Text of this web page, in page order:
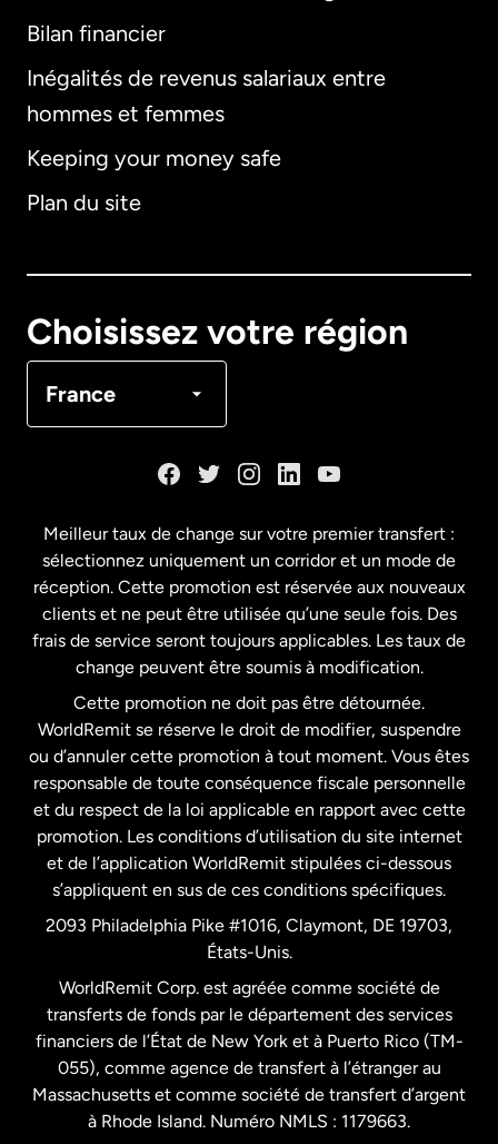
Bilan financier
Inégalités de revenus salariaux entre
hommes et femmes
Keeping your money safe
Plan du site
Choisissez votre région
France
International
Allemagne
Français
États-Unis English
États-Unis Español
France
Malaisie
Nouvelle-Zélande
Pays-Bas
Royaume-Uni
Suède
Meilleur taux de change sur votre premier transfert :
sélectionnez uniquement un corridor et un mode de
réception. Cette promotion est réservée aux nouveaux
clients et ne peut être utilisée qu’une seule fois. Des
frais de service seront toujours applicables. Les taux de
change peuvent être soumis à modification.
Cette promotion ne doit pas être détournée.
WorldRemit se réserve le droit de modifier, suspendre
ou d’annuler cette promotion à tout moment. Vous êtes
responsable de toute conséquence fiscale personnelle
et du respect de la loi applicable en rapport avec cette
promotion. Les conditions d’utilisation du site internet
et de l’application WorldRemit stipulées ci-dessous
s’appliquent en sus de ces conditions spécifiques.
2093 Philadelphia Pike #1016, Claymont, DE 19703,
États-Unis.
WorldRemit Corp. est agréée comme société de
transferts de fonds par le département des services
financiers de l’État de New York et à Puerto Rico (TM-
055), comme agence de transfert à l’étranger au
Massachusetts et comme société de transfert d’argent
à Rhode Island. Numéro NMLS : 1179663.